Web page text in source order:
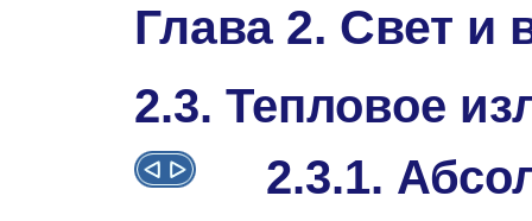
Глава 2. Свет и
2.3. Тепловое
2.3.1.